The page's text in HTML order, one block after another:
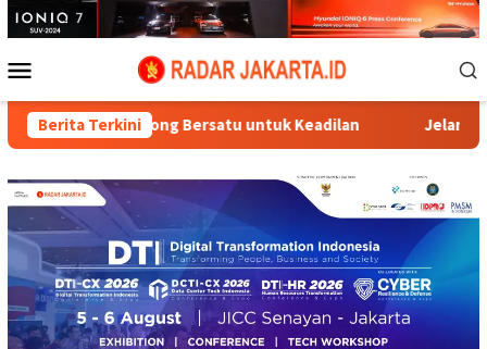
Loncat
ke
Mobile
Berita Terkini
Bersatu untuk Keadilan Jelang HUT RI ke-81,